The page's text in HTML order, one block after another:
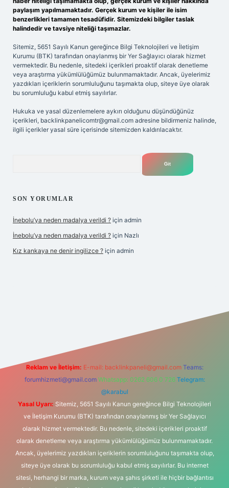
paylaşım yapılmamaktadır. Gerçek kurum ve kişiler ile isim
benzerlikleri tamamen tesadüfidir. Sitemizdeki bilgiler taslak
halindedir ve tavsiye niteliği taşımazlar.
Sitemiz, 5651 Sayılı Kanun gereğince Bilgi Teknolojileri ve İletişim
Kurumu (BTK) tarafından onaylanmış bir Yer Sağlayıcı olarak hizmet
vermektedir. Bu nedenle, sitedeki içerikleri proaktif olarak denetleme
veya araştırma yükümlülüğümüz bulunmamaktadır. Ancak, üyelerimiz
yazdıkları içeriklerin sorumluluğunu taşımakta olup, siteye üye olarak
bu sorumluluğu kabul etmiş sayılırlar.
Hukuka ve yasal düzenlemelere aykırı olduğunu düşündüğünüz
içerikleri, backlinkpanelicomtr@gmail.com adresine bildirmeniz halinde,
ilgili içerikler yasal süre içerisinde sitemizden kaldırılacaktır.
SON YORUMLAR
İnebolu’ya neden madalya verildi ? için admin
İnebolu’ya neden madalya verildi ? için Nazlı
Kız kankaya ne denir ingilizce ? için admin
Reklam ve İletişim: E-mail: backlinkpaneli@gmail.com Teams:
forumhizmeti@gmail.com Whatsapp: 0262 606 0 726 Telegram:
@karabul
Yasal Uyarı: Sitemiz, 5651 Sayılı Kanun gereğince Bilgi Teknolojileri
ve İletişim Kurumu (BTK) tarafından onaylanmış bir Yer Sağlayıcı
olarak hizmet vermektedir. Bu nedenle, sitedeki içerikleri proaktif
olarak denetleme veya araştırma yükümlülüğümüz bulunmamaktadır.
Ancak, üyelerimiz yazdıkları içeriklerin sorumluluğunu taşımakta olup,
siteye üye olarak bu sorumluluğu kabul etmiş sayılırlar. Bu internet
sitesi, herhangi bir marka, kurum veya şahıs şirketi ile hiçbir bağlantısı